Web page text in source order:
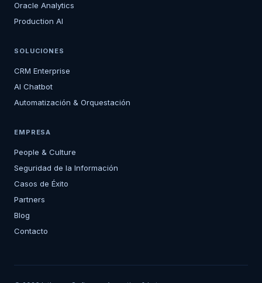
Oracle Analytics
Production AI
SOLUCIONES
CRM Enterprise
AI Chatbot
Automatización & Orquestación
EMPRESA
People & Culture
Seguridad de la Información
Casos de Éxito
Partners
Blog
Contacto